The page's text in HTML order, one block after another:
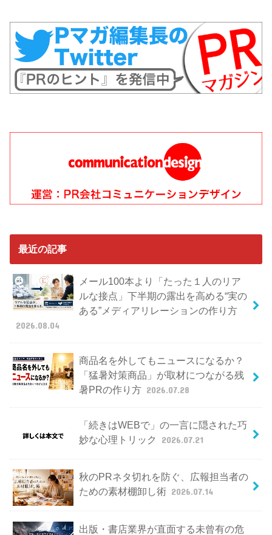
最近の記事
メール100本より「たった１人のリア
ルな接点」下半期の露出を高める“実の
ある”メディアリレーションの作り方
2026.08.04
商品名を外してもニュースになるか？
「猛暑対策商品」が取材につながる残
暑PRの作り方 2026.07.28
「続きはWEBで」の一言に隠された巧
妙な心理トリック
2026.07.21
秋のPRネタ切れを防ぐ、広報担当者の
ための素材棚卸し術 2026.07.14
出版・書店業界が直面する未曾有の危